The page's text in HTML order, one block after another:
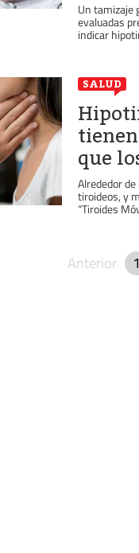
Un tamizaje
evaluadas
indicar
SALUD
que
Alrededor
tiroideos, y
“Tiroides
Anterior 1